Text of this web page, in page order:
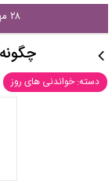
۲۸ مهر ۱۴۰۰ - ۱۰:۰۹
دسته: خواندنی های روز